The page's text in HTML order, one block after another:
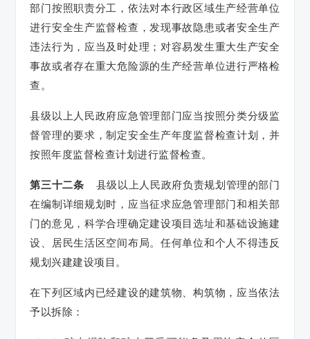
部门按照职责分工，依法对本行政区域生产经营单位
进行安全生产监督检查，发现事故隐患或者安全生产
违法行为，应当及时处理；对容易发生重大生产安全
事故或者存在重大危险源的生产经营单位进行严格检
查。
县级以上人民政府应急管理部门应当按照分类分级监
督管理的要求，制定安全生产年度监督检查计划，并
按照年度监督检查计划进行监督检查。
第三十二条
县级以上人民政府负责规划管理的部门
在编制详细规划时，应当征求应急管理部门和相关部
门的意见，科学合理确定建设项目选址和基础设施建
设、居民生活区空间布局。任何单位和个人不得违反
规划兴建建设项目。
在下列区域内已经建设的建筑物、构筑物，应当依法
予以拆除：